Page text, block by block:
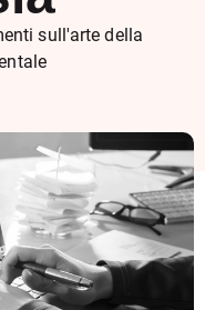
sull'arte della